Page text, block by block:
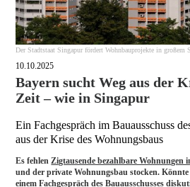
Der Stadtstaat Singapur fördert Wohnbauprojekte in
10.10.2025
Bayern sucht Weg aus der
Zeit – wie in Singapur
Ein Fachgespräch im Bauausschuss
aus der Krise des Wohnungsbaus
Es fehlenZigtausende bezahlbare Wohnungen
und der private Wohnungsbau stocken.
einem Fachgespräch des Bauausschusses